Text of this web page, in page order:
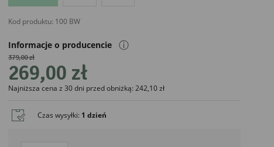
Kod produktu: 100 BW
Informacje o producencie ⓘ
379,00 zł
269,00 zł
Najniższa cena z 30 dni przed obniżką: 242,10 zł
Czas wysyłki: 1 dzień